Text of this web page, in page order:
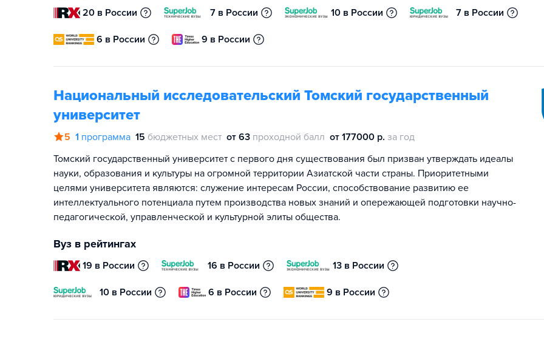
20 в России 7 в России 10 в России 7 в России
6 в России 9 в России
Национальный исследовательский Томский государственный
университет
5 1 программа 15 бюджетных мест от 63 проходной балл от 177000 р. за год
Томский государственный университет с первого дня существования был призван утверждать идеалы
науки, образования и культуры на огромной территории Азиатской части страны. Приоритетными
целями университета являются: служение интересам России, способствование развитию ее
интеллектуального потенциала путем производства новых знаний и опережающей подготовки научно-
педагогической, управленческой и культурной элиты общества.
Вуз в рейтингах
19 в России 16 в России 13 в России
10 в России 6 в России 9 в России